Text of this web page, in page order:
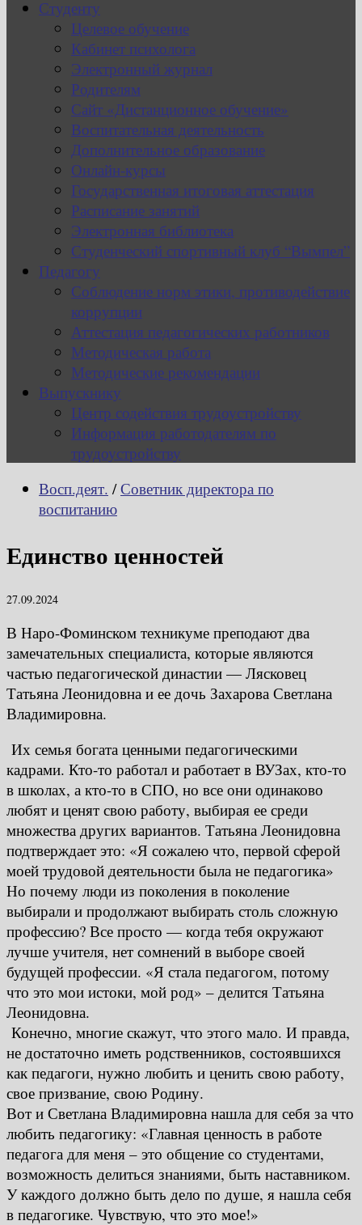
Студенту
Целевое обучение
Кабинет психолога
Электронный журнал
Родителям
Сайт «Дистанционное обучение»
Воспитательная деятельность
Дополнительное образование
Онлайн-курсы
Государственная итоговая аттестация
Расписание занятий
Электронная библиотека
Студенческий спортивный клуб “Вымпел”
Педагогу
Соблюдение норм этики, противодействие
коррупции
Аттестация педагогических работников
Методическая работа
Методические рекомендации
Выпускнику
Центр содействия трудоустройству
Информация работодателям по
трудоустройству
Восп.деят. / Советник директора по
воспитанию
Единство ценностей
27.09.2024
В Наро-Фоминском техникуме преподают два
замечательных специалиста, которые являются
частью педагогической династии — Лясковец
Татьяна Леонидовна и ее дочь Захарова Светлана
Владимировна.
Их семья богата ценными педагогическими
кадрами. Кто-то работал и работает в ВУЗах, кто-то
в школах, а кто-то в СПО, но все они одинаково
любят и ценят свою работу, выбирая ее среди
множества других вариантов. Татьяна Леонидовна
подтверждает это: «Я сожалею что, первой сферой
моей трудовой деятельности была не педагогика»
Но почему люди из поколения в поколение
выбирали и продолжают выбирать столь сложную
профессию? Все просто — когда тебя окружают
лучше учителя, нет сомнений в выборе своей
будущей профессии. «Я стала педагогом, потому
что это мои истоки, мой род» – делится Татьяна
Леонидовна.
Конечно, многие скажут, что этого мало. И правда,
не достаточно иметь родственников, состоявшихся
как педагоги, нужно любить и ценить свою работу,
свое призвание, свою Родину.
Вот и Светлана Владимировна нашла для себя за что
любить педагогику: «Главная ценность в работе
педагога для меня – это общение со студентами,
возможность делиться знаниями, быть наставником.
У каждого должно быть дело по душе, я нашла себя
в педагогике. Чувствую, что это мое!»